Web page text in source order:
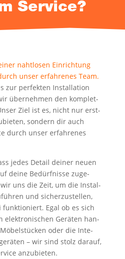
Service?
naht­lo­sen Ein­rich­tung
unser erfah­re­nes Team.
zur per­fek­ten Instal­la­ti­on
über­neh­men den kom­plet­
Ziel ist es, nicht nur erst­
son­dern dir auch
durch unser erfah­re­nes
jedes Detail dei­ner neu­en
dei­ne Bedürf­nis­se zuge­
uns die Zeit, um die Instal­
und sicher­zu­stel­len,
Egal ob es sich
elek­tro­ni­schen Gerä­ten han­
oder die Inte­
– wir sind stolz dar­auf,
anzubieten.